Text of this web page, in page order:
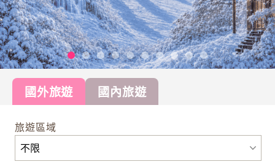
國外旅遊 國內旅遊
旅遊區域